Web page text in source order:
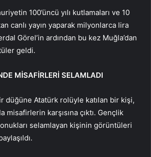
100’üncü yılı kutlamaları ve 10
canlı yayın yaparak milyonlarca lira
Görel’in ardından bu kez Muğla’dan
geldi.
MİSAFİRLERİ SELAMLADI
düğüne Atatürk rolüyle katılan bir kişi,
misafirlerin karşısına çıktı. Gençlik
selamlayan kişinin görüntüleri